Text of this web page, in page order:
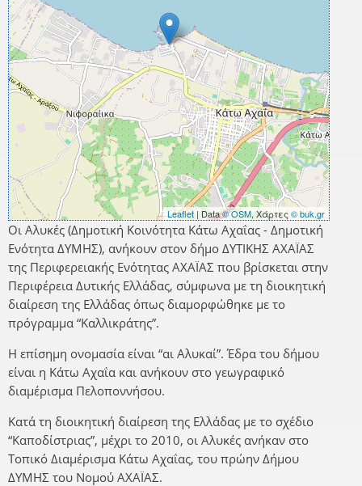
Leaflet| Data© OSM, Χάρτες© buk.gr
Οι Αλυκές (Δημοτική Κοινότητα Κάτω Αχαΐας - Δημοτική
Ενότητα ΔΥΜΗΣ), ανήκουν στον δήμο ΔΥΤΙΚΗΣ ΑΧΑΪΑΣ
της Περιφερειακής Ενότητας ΑΧΑΪΑΣ που βρίσκεται στην
Περιφέρεια Δυτικής Ελλάδας, σύμφωνα με τη διοικητική
διαίρεση της Ελλάδας όπως διαμορφώθηκε με το
πρόγραμμα “Καλλικράτης”.
Η επίσημη ονομασία είναι “αι Αλυκαί”. Έδρα του δήμου
είναι η Κάτω Αχαΐα και ανήκουν στο γεωγραφικό
διαμέρισμα Πελοποννήσου.
Κατά τη διοικητική διαίρεση της Ελλάδας με το σχέδιο
“Καποδίστριας”, μέχρι το 2010, οι Αλυκές ανήκαν στο
Τοπικό Διαμέρισμα Κάτω Αχαΐας, του πρώην Δήμου
ΔΥΜΗΣ του Νομού ΑΧΑΪΑΣ.